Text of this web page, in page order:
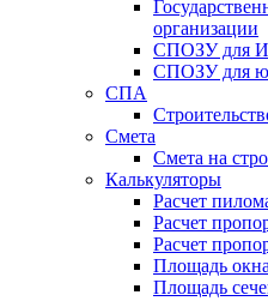
организации
СПОЗУ для
СПОЗУ для
СПА
Смета
Смета на
Калькуляторы
Расчет
Расчет
Расчет
Площадь
Площадь